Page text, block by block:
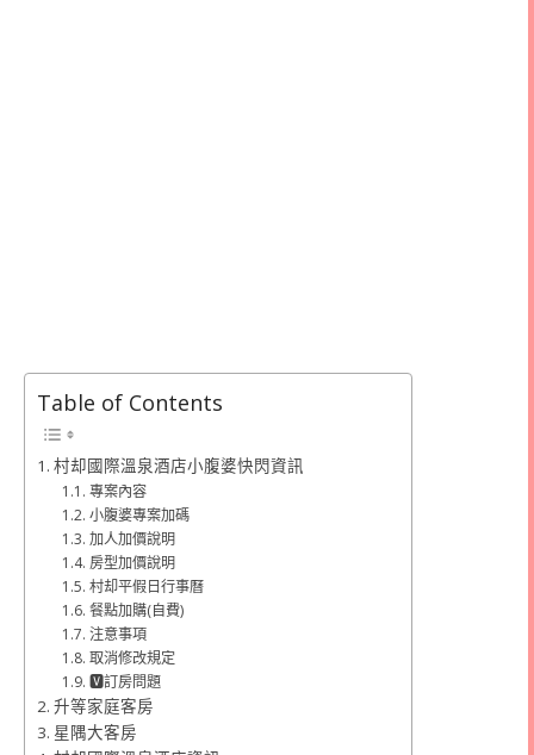
Table of Contents
村却國際溫泉酒店小腹婆快閃資訊
專案內容
小腹婆專案加碼
加人加價說明
房型加價說明
村却平假日行事曆
餐點加購(自費)
注意事項
取消修改規定
🆅訂房問題
升等家庭客房
星隅大客房